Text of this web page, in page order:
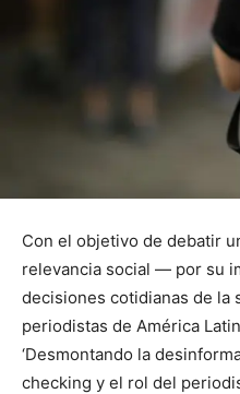
Con el objetivo de debatir
relevancia social — por su
decisiones cotidianas de la
periodistas de América
‘Desmontando la
checking y el rol del